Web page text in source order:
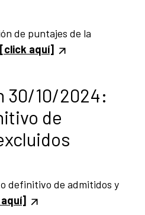
de puntajes de la
[click aquí]
30/10/2024:
de
definitivo de admitidos y